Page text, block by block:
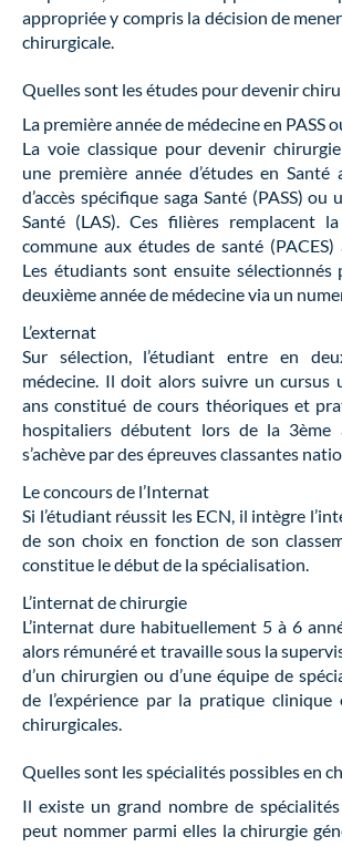
appropriée y compris la décision de
chirurgicale.
Quelles sont les études pour devenir
La première année de médecine en PASS
La voie classique pour devenir
une première année d’études en Santé
d’accès spécifique saga Santé (PASS) ou
Santé (LAS). Ces filières remplacent
commune aux études de santé
Les étudiants sont ensuite sélectionnés
deuxième année de médecine via un
L’externat
Sur sélection, l’étudiant entre en
médecine. Il doit alors suivre un cursus
ans constitué de cours théoriques et
hospitaliers débutent lors de la 3ème
s’achève par des épreuves classantes
Le concours de l’Internat
Si l’étudiant réussit les ECN, il intègre
de son choix en fonction de son
constitue le début de la spécialisation.
L’internat de chirurgie
L’internat dure habituellement 5 à 6
alors rémunéré et travaille sous la
d’un chirurgien ou d’une équipe de
de l’expérience par la pratique
chirurgicales.
Quelles sont les spécialités possibles en
Il existe un grand nombre de
peut nommer parmi elles la chirurgie